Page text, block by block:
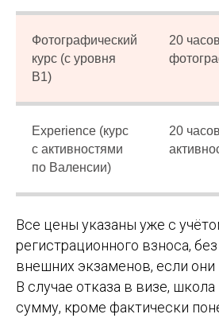
Фотографический
курс (с уровня
В1)
20
Experience (курс
с активностями
по Валенсии)
20
Все цены указаны уже с
регистрационного взноса,
внешних экзаменов, если они
В случае отказа в визе,
сумму, кроме фактически
Отправляя форму вы соглашаетесь с